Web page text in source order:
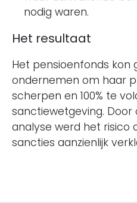
nodig waren.
Het resultaat
Het pensioenfonds kon
ondernemen om haar
scherpen en 100% te
sanctiewetgeving.
analyse werd het risico
sancties aanzienlijk